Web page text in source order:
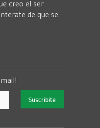
creo el ser
de que se